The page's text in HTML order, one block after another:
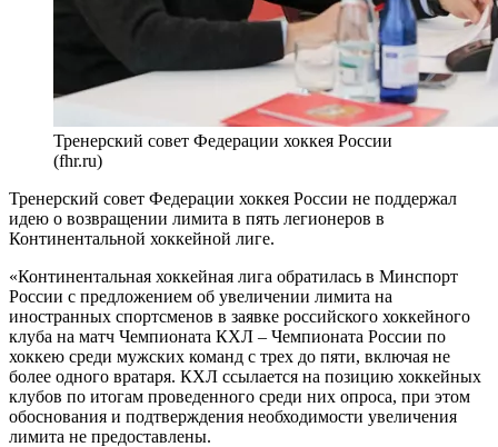
Тренерский совет Федерации хоккея России
(fhr.ru)
Тренерский совет Федерации хоккея России не поддержал
идею о возвращении лимита в пять легионеров в
Континентальной хоккейной лиге.
«Континентальная хоккейная лига обратилась в Минспорт
России с предложением об увеличении лимита на
иностранных спортсменов в заявке российского хоккейного
клуба на матч Чемпионата КХЛ – Чемпионата России по
хоккею среди мужских команд с трех до пяти, включая не
более одного вратаря. КХЛ ссылается на позицию хоккейных
клубов по итогам проведенного среди них опроса, при этом
обоснования и подтверждения необходимости увеличения
лимита не предоставлены.